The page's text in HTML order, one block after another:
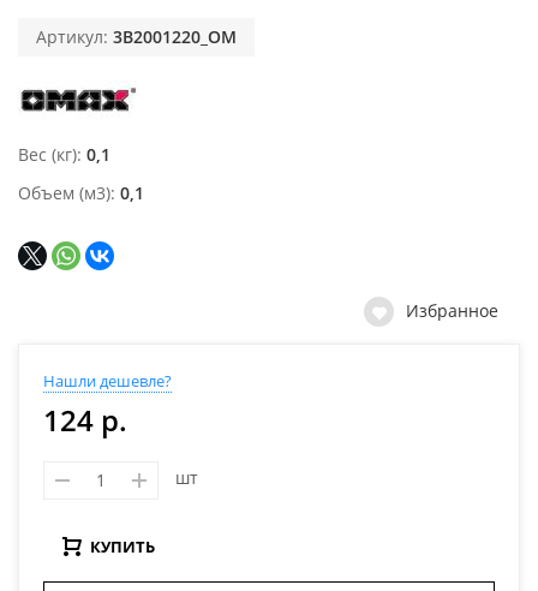
Артикул: 3B2001220_OM
Вес (кг) 0,1
Объем (м3) 0,1
Избранное
Нашли дешевле?
124 р.
шт
КУПИТЬ